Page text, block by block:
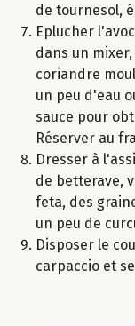
de tournesol,
Eplucher
dans un
coriandre
un peu d'eau
sauce pour
Réserver au
Dresser à
de betterave,
feta, des
un peu de
Disposer le
carpaccio et